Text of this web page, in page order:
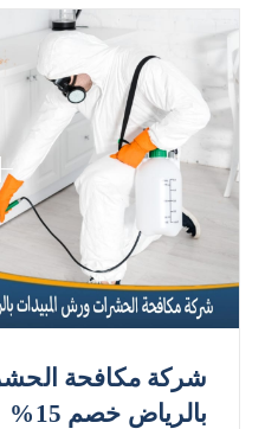
شركة مكافحة
بالرياض خصم 15%